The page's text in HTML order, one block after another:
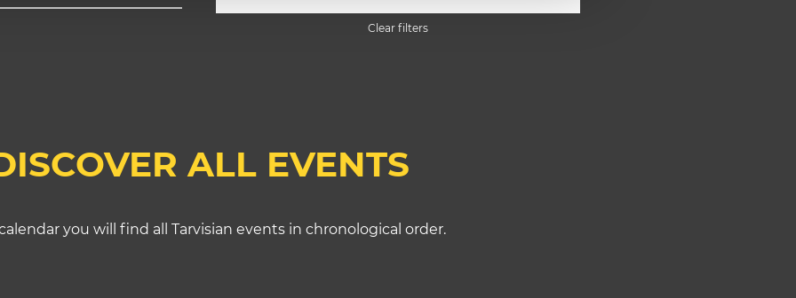
Clear filters
ALL EVENTS
you will find all Tarvisian events in chronological order.